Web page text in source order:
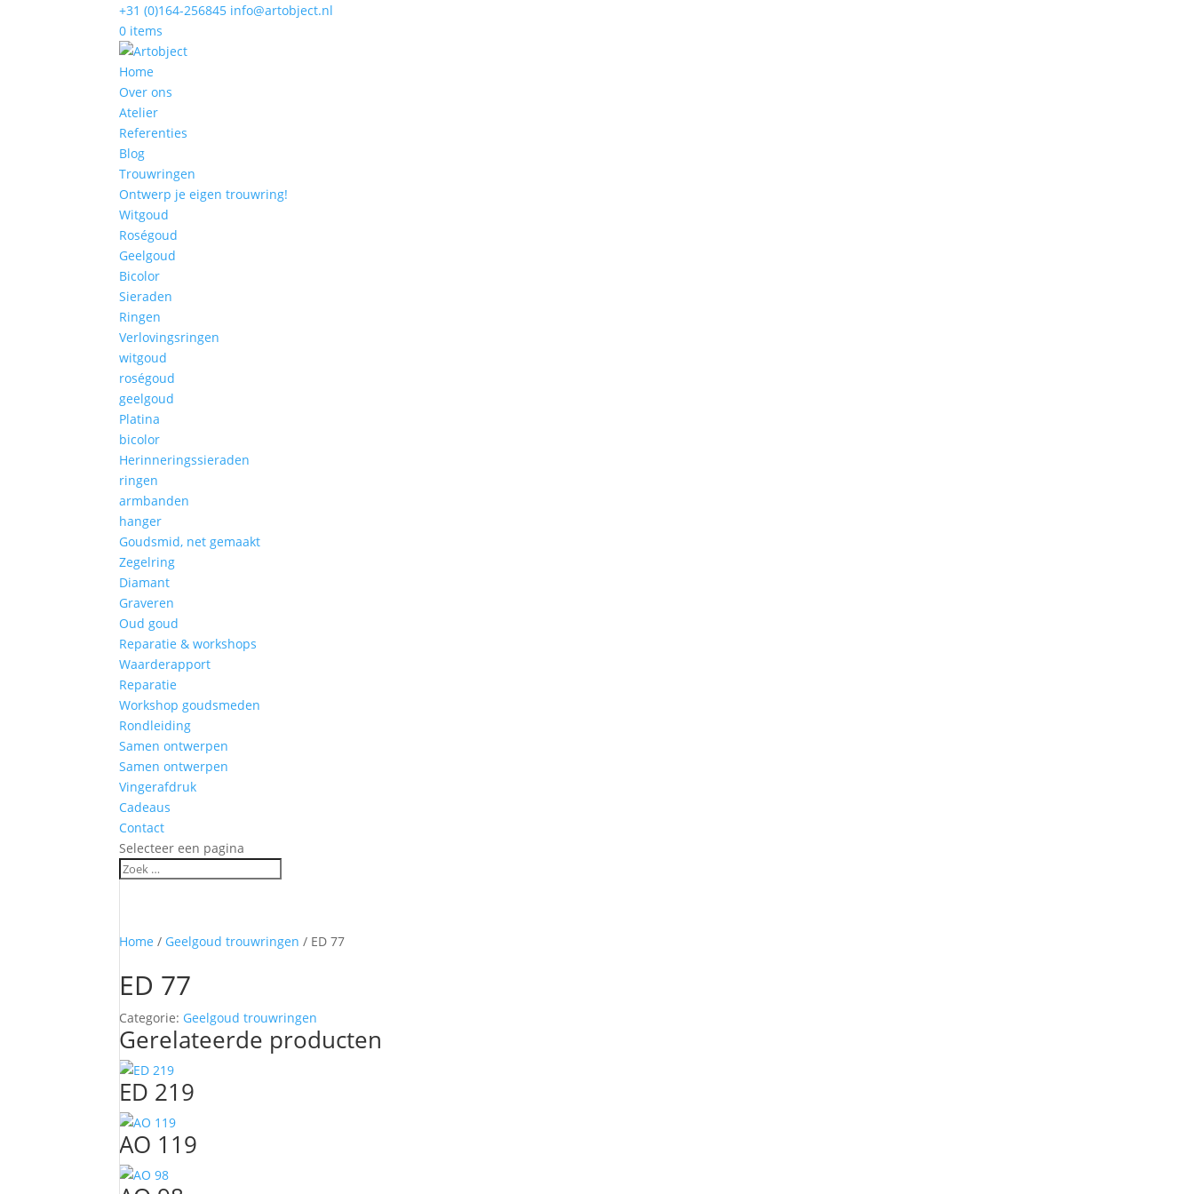
+31 (0)164-256845 info@artobject.nl
0 items
Home
Over ons
Atelier
Referenties
Blog
Trouwringen
Ontwerp je eigen trouwring!
Witgoud
Roségoud
Geelgoud
Bicolor
Sieraden
Ringen
Verlovingsringen
witgoud
roségoud
geelgoud
Platina
bicolor
Herinneringssieraden
ringen
armbanden
hanger
Goudsmid, net gemaakt
Zegelring
Diamant
Graveren
Oud goud
Reparatie & workshops
Waarderapport
Reparatie
Workshop goudsmeden
Rondleiding
Samen ontwerpen
Samen ontwerpen
Vingerafdruk
Cadeaus
Contact
Selecteer een pagina
Home / Geelgoud trouwringen / ED 77
ED 77
Categorie: Geelgoud trouwringen
Gerelateerde producten
ED 219
AO 119